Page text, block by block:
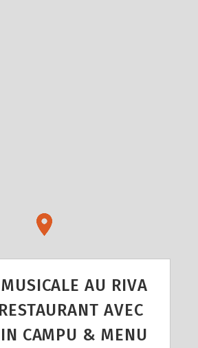
AU RIVA
AVEC
CAMPU & MENU